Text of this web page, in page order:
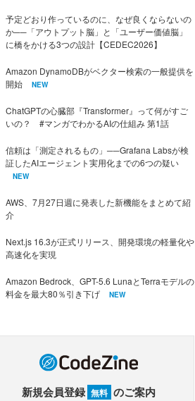
予定どおり作っているのに、なぜ良くならないの
か──「アウトプット脳」と「ユーザー価値脳」
に橋をかける3つの設計【CEDEC2026】
Amazon DynamoDBがベクター検索の一般提供を
開始
NEW
ChatGPTの心臓部『Transformer』って何がすご
いの？ #マンガでわかるAIの仕組み 第1話
信頼は「測定されるもの」──Grafana Labsが検
証したAIエージェント実用化までの6つの疑い
NEW
AWS、7月27日週に発表した新機能をまとめて紹
介
Next.js 16.3が正式リリース、開発環境の軽量化や
高速化を実現
Amazon Bedrock、GPT-5.6 LunaとTerraモデルの
料金を最大80％引き下げ
NEW
新規会員登録 無料 のご案内